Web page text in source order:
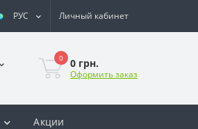
РУС Личный кабинет
0 0 грн.
Оформить заказ
Акции